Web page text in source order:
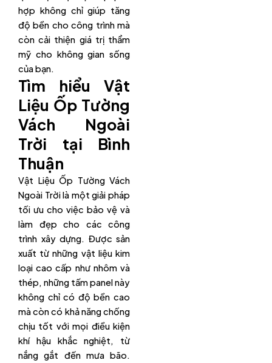
hợp không chỉ giúp tăng
độ bền cho công trình mà
còn cải thiện giá trị thẩm
mỹ cho không gian sống
của bạn.
Tìm hiểu Vật
Liệu Ốp Tường
Vách Ngoài
Trời tại Bình
Thuận
Vật Liệu Ốp Tường Vách
Ngoài Trời là một giải pháp
tối ưu cho việc bảo vệ và
làm đẹp cho các công
trình xây dựng. Được sản
xuất từ những vật liệu kim
loại cao cấp như nhôm và
thép, những tấm panel này
không chỉ có độ bền cao
mà còn có khả năng chống
chịu tốt với mọi điều kiện
khí hậu khắc nghiệt, từ
nắng gắt đến mưa bão.